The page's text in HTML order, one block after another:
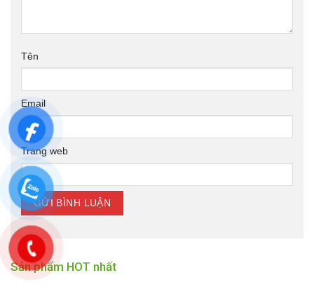
Tên
Email
Trang web
Sản phẩm HOT nhất